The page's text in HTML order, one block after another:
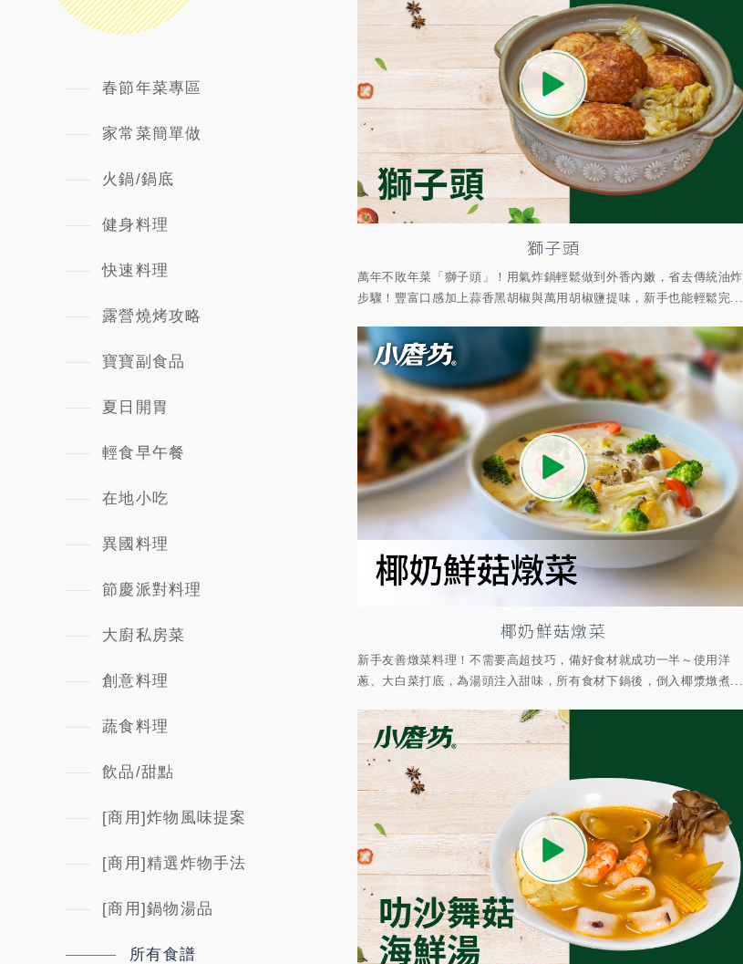
春節年菜專區
家常菜簡單做
火鍋/鍋底
健身料理
快速料理
露營燒烤攻略
寶寶副食品
夏日開胃
輕食早午餐
在地小吃
異國料理
節慶派對料理
大廚私房菜
創意料理
蔬食料理
飲品/甜點
[商用]炸物風味提案
[商用]精選炸物手法
[商用]鍋物湯品
所有食譜
獅子頭
萬年不敗年菜「獅子頭」！用氣炸鍋輕鬆做到外香內嫩，省去傳統油炸
步驟！豐富口感加上蒜香黑胡椒與萬用胡椒鹽提味，新手也能輕鬆完...
椰奶鮮菇燉菜
新手友善燉菜料理！不需要高超技巧，備好食材就成功一半～使用洋
蔥、大白菜打底，為湯頭注入甜味，所有食材下鍋後，倒入椰漿燉煮...